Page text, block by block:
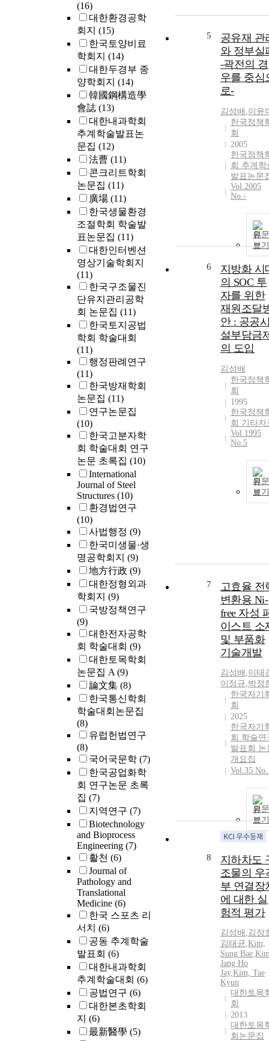
(16)
대한환경공학
회지 (15)
한국토양비료
학회지 (14)
대한두경부 종
양학회지 (14)
韓國鋼構造學
會誌 (13)
대한내과학회
추계학술발표논
문집 (12)
法曹 (11)
콘크리트학회
논문집 (11)
廣場 (11)
한국생물환경
조절학회 학술발
표논문집 (11)
대한인터벤션
영상기술학회지
(11)
한국구조물진
단유지관리공학
회 논문집 (11)
한국토지공법
학회 학술대회
(11)
행정판례연구
(11)
한국방재학회
논문집 (11)
연구논문집
(10)
한국고분자학
회 학술대회 연구
논문 초록집 (10)
International
Journal of Steel
Structures (10)
환경법연구
(10)
사법행정 (9)
한국미생물·생
명공학회지 (9)
地方行政 (9)
대한정형외과
학회지 (9)
국방정책연구
(9)
대한전자공학
회 학술대회 (9)
대한토목학회
논문집 A(9)
論文集 (8)
한국통신학회
학술대회논문집
(8)
유럽헌법연구
(8)
국어국문학 (7)
한국공업화학
회 연구논문 초록
집 (7)
지역연구 (7)
Biotechnology
and Bioprocess
Engineering (7)
활천 (6)
Journal of
Pathology and
Translational
Medicine (6)
한국 스포츠 리
서치 (6)
공동 추계학술
발표회 (6)
대한내과학회
추계학술대회 (6)
공법연구 (6)
대한본초학회
지 (6)
最新醫學 (5)
5
공유재 관
와 정부실
-곽전의 경
우를 중심
로-
김성배 ,이윤
한국정책
회
2005
한국정책
회 추계학
발표논문
Vol.2005
No.-
원문
보기
6
지방화 시
의 SOC 투
자를 위한
재원조달
안 : 공공
설부담금
의 도입
김성배
한국정책
회
1995
한국정책
회 기타자
Vol.1995
No.5
원문
보기
7
고효율 전
변환용 Ni-
free 자성
이스트 소
및 부품화
기술개발
김성배 ,이태
이정규,박정
한국자기
회
2025
한국자기
회 학술연
발표회 논
개요집
Vol.35
원문
보기
8
지하차도
조물의 우
부 연결장
에 대한 실
험적 평가
김성배 ,김장
김태균,Kim,
Sung Bae,
Jang Ho
Jay,Kim, Tae
Kyun
대한토목
회
2013
대한토목
회논문집